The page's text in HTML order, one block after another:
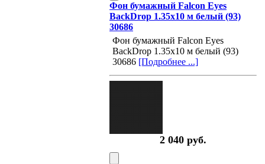
Фон бумажный Falcon Eyes
BackDrop 1.35x10 м белый (93)
30686
Фон бумажный Falcon Eyes
BackDrop 1.35x10 м белый (93)
30686 [Подробнее ...]
2 040 руб.